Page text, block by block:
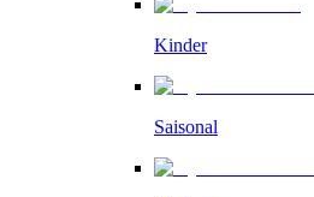
Kinder
Saisonal